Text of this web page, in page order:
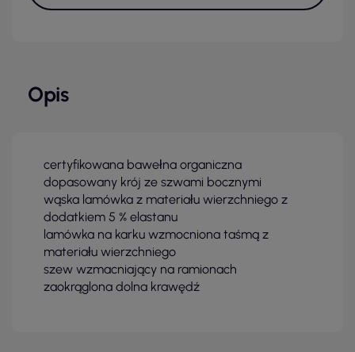
Opis
certyfikowana bawełna organiczna
dopasowany krój ze szwami bocznymi
wąska lamówka z materiału wierzchniego z
dodatkiem 5 % elastanu
lamówka na karku wzmocniona taśmą z
materiału wierzchniego
szew wzmacniający na ramionach
zaokrąglona dolna krawędź